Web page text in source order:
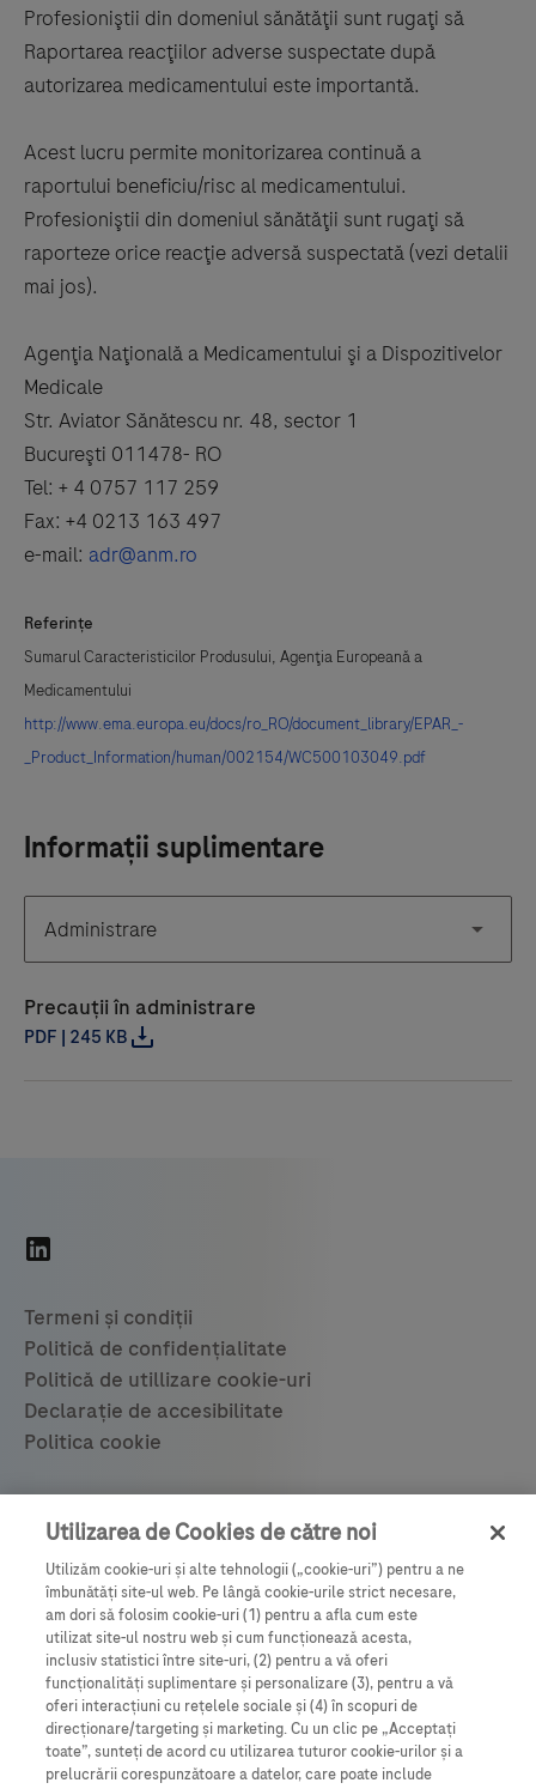
Profesioniştii din domeniul sănătăţii sunt rugaţi să
Raportarea reacţiilor adverse suspectate după
autorizarea medicamentului este importantă.
Acest lucru permite monitorizarea continuă a
raportului beneficiu/risc al medicamentului.
Profesioniştii din domeniul sănătăţii sunt rugaţi să
raporteze orice reacţie adversă suspectată (vezi detalii
mai jos).
Agenţia Naţională a Medicamentului şi a Dispozitivelor
Medicale
Str. Aviator Sănătescu nr. 48, sector 1
Bucureşti 011478- RO
Tel: + 4 0757 117 259
Fax: +4 0213 163 497
e-mail: adr@anm.ro
Referinţe
Sumarul Caracteristicilor Produsului, Agenţia Europeană a
Medicamentului
http://www.ema.europa.eu/docs/ro_RO/document_library/EPAR_-
_Product_Information/human/002154/WC500103049.pdf
Informații suplimentare
Roche România SRL, Bulevardul Poligrafiei 1A,
Clădirea Ana Tower, Recepție - etaj 15,
Sector 1, București, România, 013704.
Tel.:021-206.47.01, Fax: 021-206.47.00.
romania.info@roche.com;www.roche.ro
Utilizarea de Cookies de către noi
Utilizăm cookie-uri și alte tehnologii („cookie-uri”) pentru a ne
îmbunătăți site-ul web. Pe lângă cookie-urile strict necesare,
am dori să folosim cookie-uri (1) pentru a afla cum este
utilizat site-ul nostru web și cum funcționează acesta,
inclusiv statistici între site-uri, (2) pentru a vă oferi
funcționalități suplimentare și personalizare (3), pentru a vă
oferi interacțiuni cu rețelele sociale și (4) în scopuri de
direcționare/targeting și marketing. Cu un clic pe „Acceptați
toate”, sunteți de acord cu utilizarea tuturor cookie-urilor și a
prelucrării corespunzătoare a datelor, care poate include